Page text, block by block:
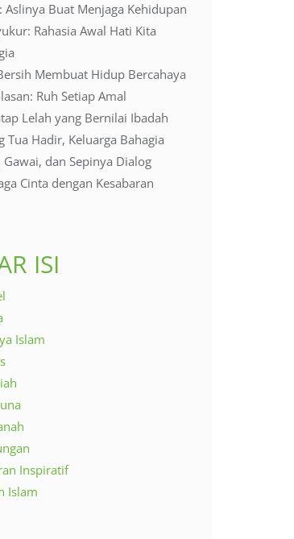
Aslinya Buat Menjaga Kehidupan
Rahasia Awal Hati Kita
Membuat Hidup Bercahaya
Ruh Setiap Amal
Lelah yang Bernilai Ibadah
Tua Hadir, Keluarga Bahagia
Gawai, dan Sepinya Dialog
Cinta dengan Kesabaran
ISI
Islam
Inspiratif
Islam